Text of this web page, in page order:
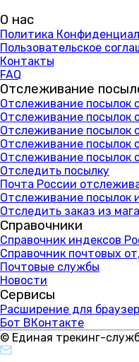
О нас
Политика
Пользовательское
Контакты
FAQ
Отслеживание
Отслеживание посылок
Отслеживание посылок
Отслеживание посылок
Отслеживание посылок
Отслеживание посылок
Отследить посылку
Почта России
Отслеживание посылок
Отследить заказ из
Справочники
Справочник индексов
Справочник почтовых
Почтовые службы
Новости
Сервисы
Расширение для
Бот ВКонтакте
© Единая трекинг-